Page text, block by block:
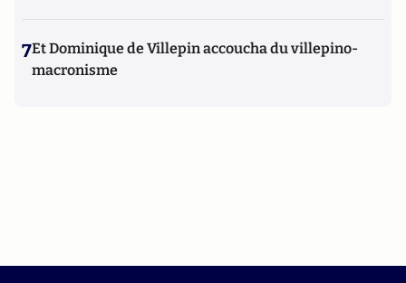
7Et Dominique de Villepin accoucha du villepino-
macronisme